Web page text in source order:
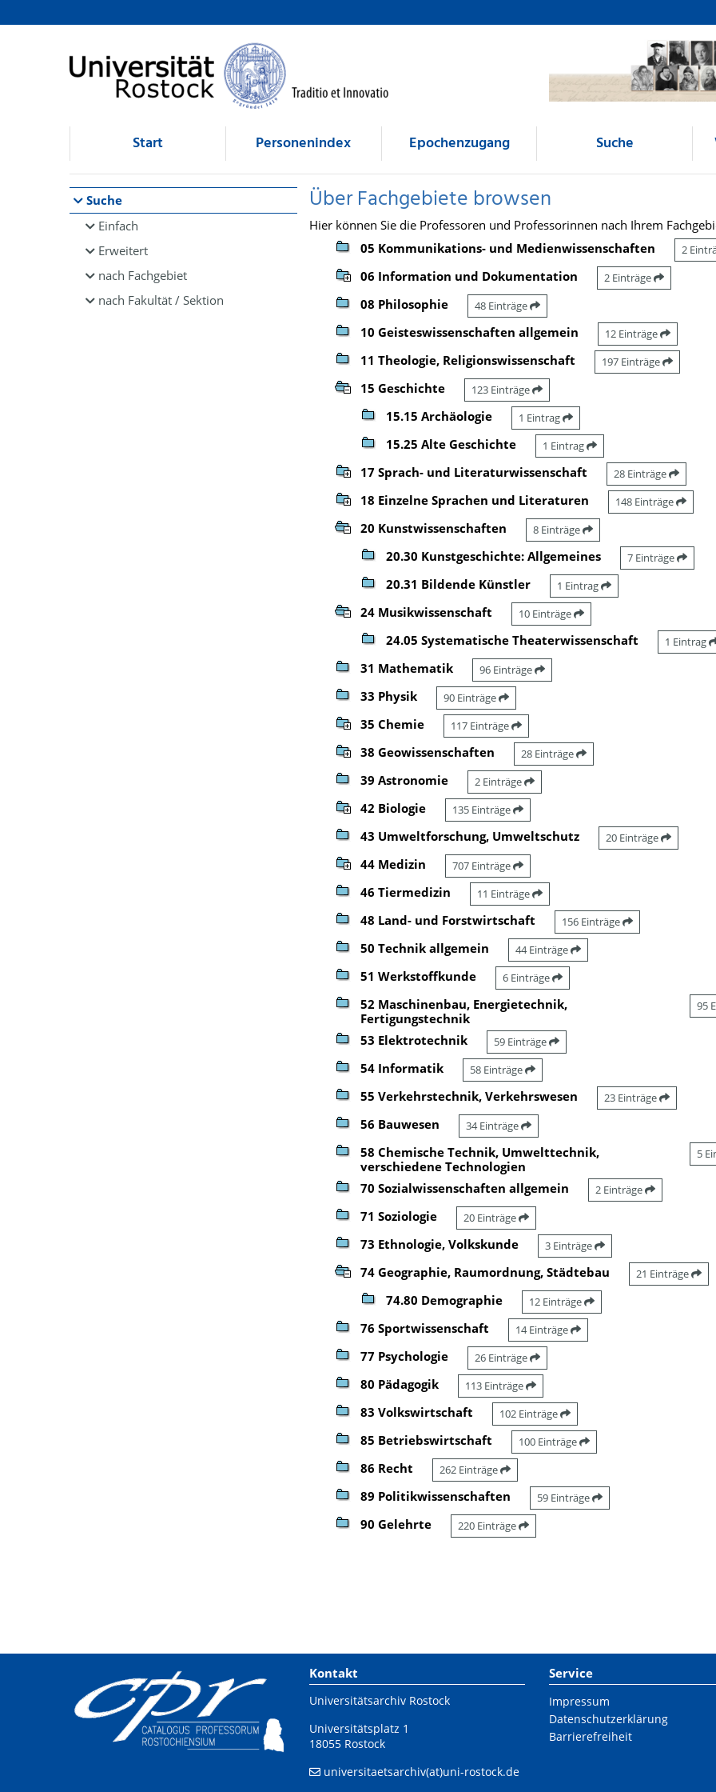
Browsen
direkt zum Inhalt
Start Personenindex Epochenzugang Suche
Suche
Einfach
Erweitert
nach Fachgebiet
nach Fakultät / Sektion
Über Fachgebiete browsen
Hier können Sie die Professoren und Professorinnen nach Ihrem
05 Kommunikations- und Medienwissenschaften
2
06 Information und Dokumentation 2 Einträge
08 Philosophie 48 Einträge
10 Geisteswissenschaften allgemein 12 Einträge
11 Theologie, Religionswissenschaft 197 Einträge
15 Geschichte 123 Einträge
15.15 Archäologie 1 Eintrag
15.25 Alte Geschichte 1 Eintrag
17 Sprach- und Literaturwissenschaft 28 Einträge
18 Einzelne Sprachen und Literaturen 148 Einträge
20 Kunstwissenschaften 8 Einträge
20.30 Kunstgeschichte: Allgemeines 7 Einträge
20.31 Bildende Künstler 1 Eintrag
24 Musikwissenschaft 10 Einträge
24.05 Systematische Theaterwissenschaft 1 Eintrag
31 Mathematik 96 Einträge
33 Physik 90 Einträge
35 Chemie 117 Einträge
38 Geowissenschaften 28 Einträge
39 Astronomie 2 Einträge
42 Biologie 135 Einträge
43 Umweltforschung, Umweltschutz 20 Einträge
44 Medizin 707 Einträge
46 Tiermedizin 11 Einträge
48 Land- und Forstwirtschaft 156 Einträge
50 Technik allgemein 44 Einträge
51 Werkstoffkunde 6 Einträge
52 Maschinenbau, Energietechnik,
Fertigungstechnik
95
53 Elektrotechnik 59 Einträge
54 Informatik 58 Einträge
55 Verkehrstechnik, Verkehrswesen 23 Einträge
56 Bauwesen 34 Einträge
58 Chemische Technik, Umwelttechnik,
verschiedene Technologien
5
70 Sozialwissenschaften allgemein 2 Einträge
71 Soziologie 20 Einträge
73 Ethnologie, Volkskunde 3 Einträge
74 Geographie, Raumordnung, Städtebau 21 Einträge
74.80 Demographie 12 Einträge
76 Sportwissenschaft 14 Einträge
77 Psychologie 26 Einträge
80 Pädagogik 113 Einträge
83 Volkswirtschaft 102 Einträge
85 Betriebswirtschaft 100 Einträge
86 Recht 262 Einträge
89 Politikwissenschaften 59 Einträge
90 Gelehrte 220 Einträge
Kontakt
Universitätsarchiv Rostock
Universitätsplatz 1
18055 Rostock
universitaetsarchiv(at)uni-rostock.de
Service
Impressum
Datenschutzerklärung
Barrierefreiheit